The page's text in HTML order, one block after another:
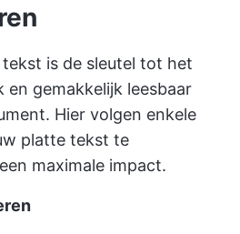
is de sleutel tot het
en gemakkelijk leesbaar
Hier volgen enkele
platte tekst te
maximale impact.